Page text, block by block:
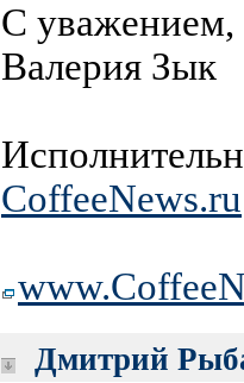
С уважением,
Валерия Зык
CoffeeNews.ru
www.Coffee
Дмитрий